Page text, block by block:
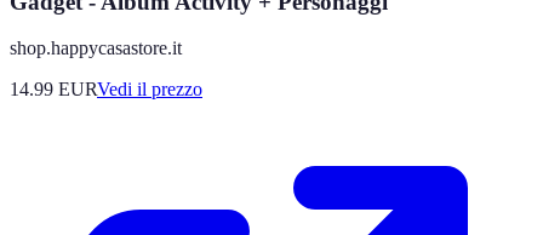
shop.happycasastore.it
14.99 EURVedi il prezzo